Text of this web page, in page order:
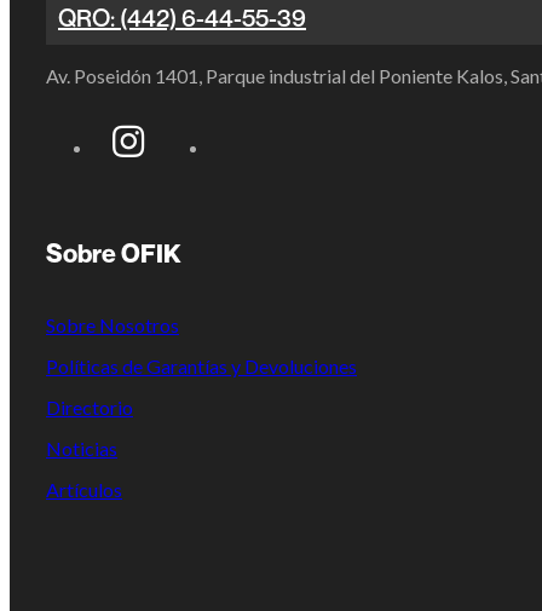
QRO: (442) 6-44-55-39
Av. Poseidón 1401, Parque industrial del Poniente Kalos,
Sobre OFIK
Sobre Nosotros
Políticas de Garantías y Devoluciones
Directorio
Noticias
Artículos